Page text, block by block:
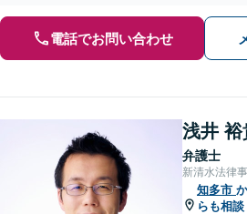
電話でお問い合わせ
浅井 裕
弁護士
新清水法律
知多市 か
らも相談